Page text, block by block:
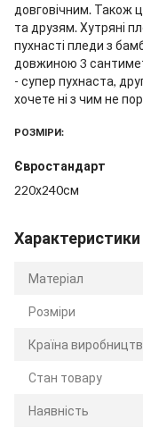
довговічним. Також
та друзям. Хутряні
пухнасті пледи з
довжиною 3
- супер пухнаста,
хочете ні з чим не
РОЗМІРИ:
Євростандарт
220х240см
Характеристики
Матеріал
Розміри
Країна
Стан товару
Наявність